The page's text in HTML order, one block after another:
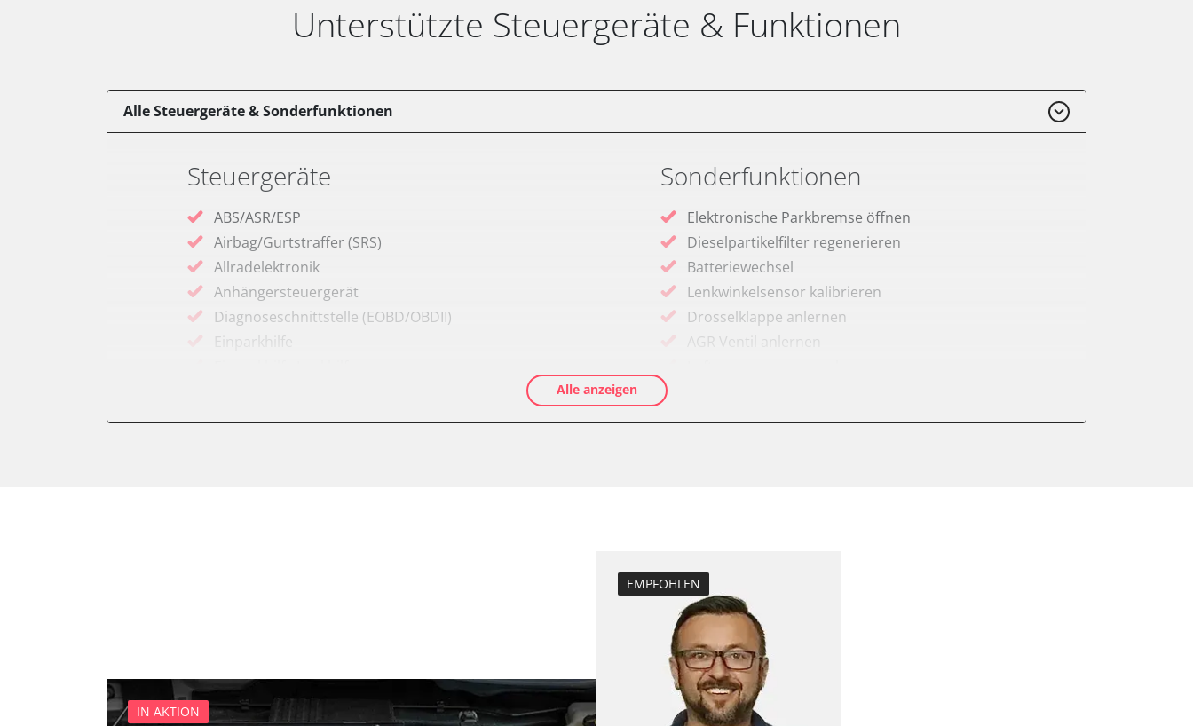
Unterstützte Steuergeräte & Funktionen
Alle Steuergeräte & Sonderfunktionen
Steuergeräte
ABS/ASR/ESP
Airbag/Gurtstraffer (SRS)
Allradelektronik
Anhängersteuergerät
Diagnoseschnittstelle (EOBD/OBDII)
Einparkhilfe
Servolenkung
Sitzpositionsspeicher Fahrer
Sonderfunktionen
Elektronische Parkbremse öffnen
Dieselpartikelfilter regenerieren
Batteriewechsel
Lenkwinkelsensor kalibrieren
Drosselklappe anlernen
AGR Ventil anlernen
Injektoren einstellen
Kodierung der Reifendruckvariante
Lamdasonde anlernen
Scheinwerfereinstellung
Servicerückstellung
Turbolader Adaptionswerte zurücksetzen
Alle anzeigen
IN AKTION
EMPFOHLEN